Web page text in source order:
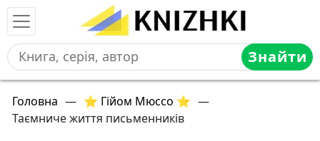
Знайти
Головна — ⭐ Гійом Мюссо ⭐ —
Таємниче життя письменників